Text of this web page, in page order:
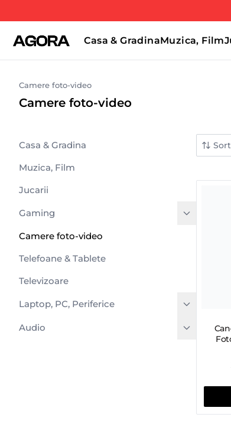
Casa & GradinaMuzica, Film
Camere foto-video
Camere foto-video
Casa & Gradina
Muzica, Film
Jucarii
Gaming
Camere foto-video
Telefoane & Tablete
Televizoare
Laptop, PC, Periferice
Audio